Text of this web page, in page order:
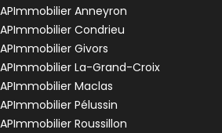
110 000 €
Pélussin - 42410
Maison de village • 6 pièces • 152 m²
DPE :
, ,
• 640 m² Pélussin
Aller à l'image1
Aller à l'image2
APImmobilier Anneyron
APImmobilier Condrieu
APImmobilier Givors
APImmobilier La-Grand-Croix
APImmobilier Maclas
APImmobilier Pélussin
APImmobilier Roussillon